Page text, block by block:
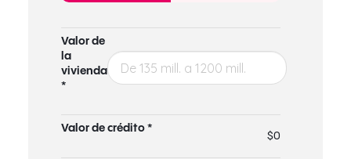
Valor de
la
vivienda
*
Valor de crédito *
$0